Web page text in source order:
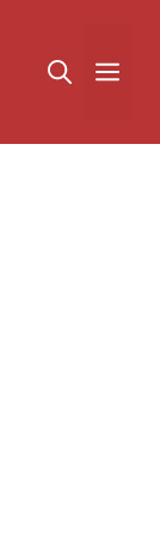
القائمة